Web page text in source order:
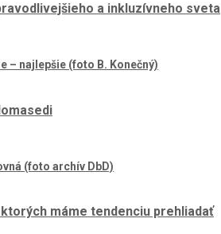
a inkluzívneho sveta
ktorých máme tendenciu prehliadať